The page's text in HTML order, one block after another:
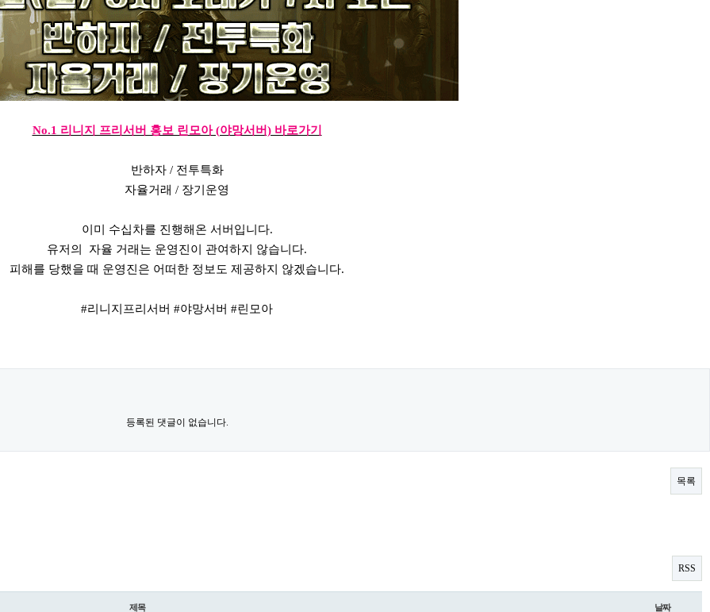
No.1 리니지 프리서버 홍보 린모아 (야망서버) 바로가기
반하자 / 전투특화
자율거래 / 장기운영
이미 수십차를 진행해온 서버입니다.
유저의 자율 거래는 운영진이 관여하지 않습니다.
피해를 당했을 때 운영진은 어떠한 정보도 제공하지 않겠습니다.
#리니지프리서버 #야망서버 #린모아
등록된 댓글이 없습니다.
목록
RSS
제목 날짜